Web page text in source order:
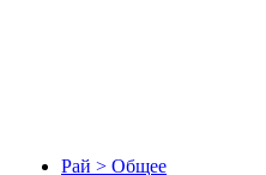
Рай > Общее